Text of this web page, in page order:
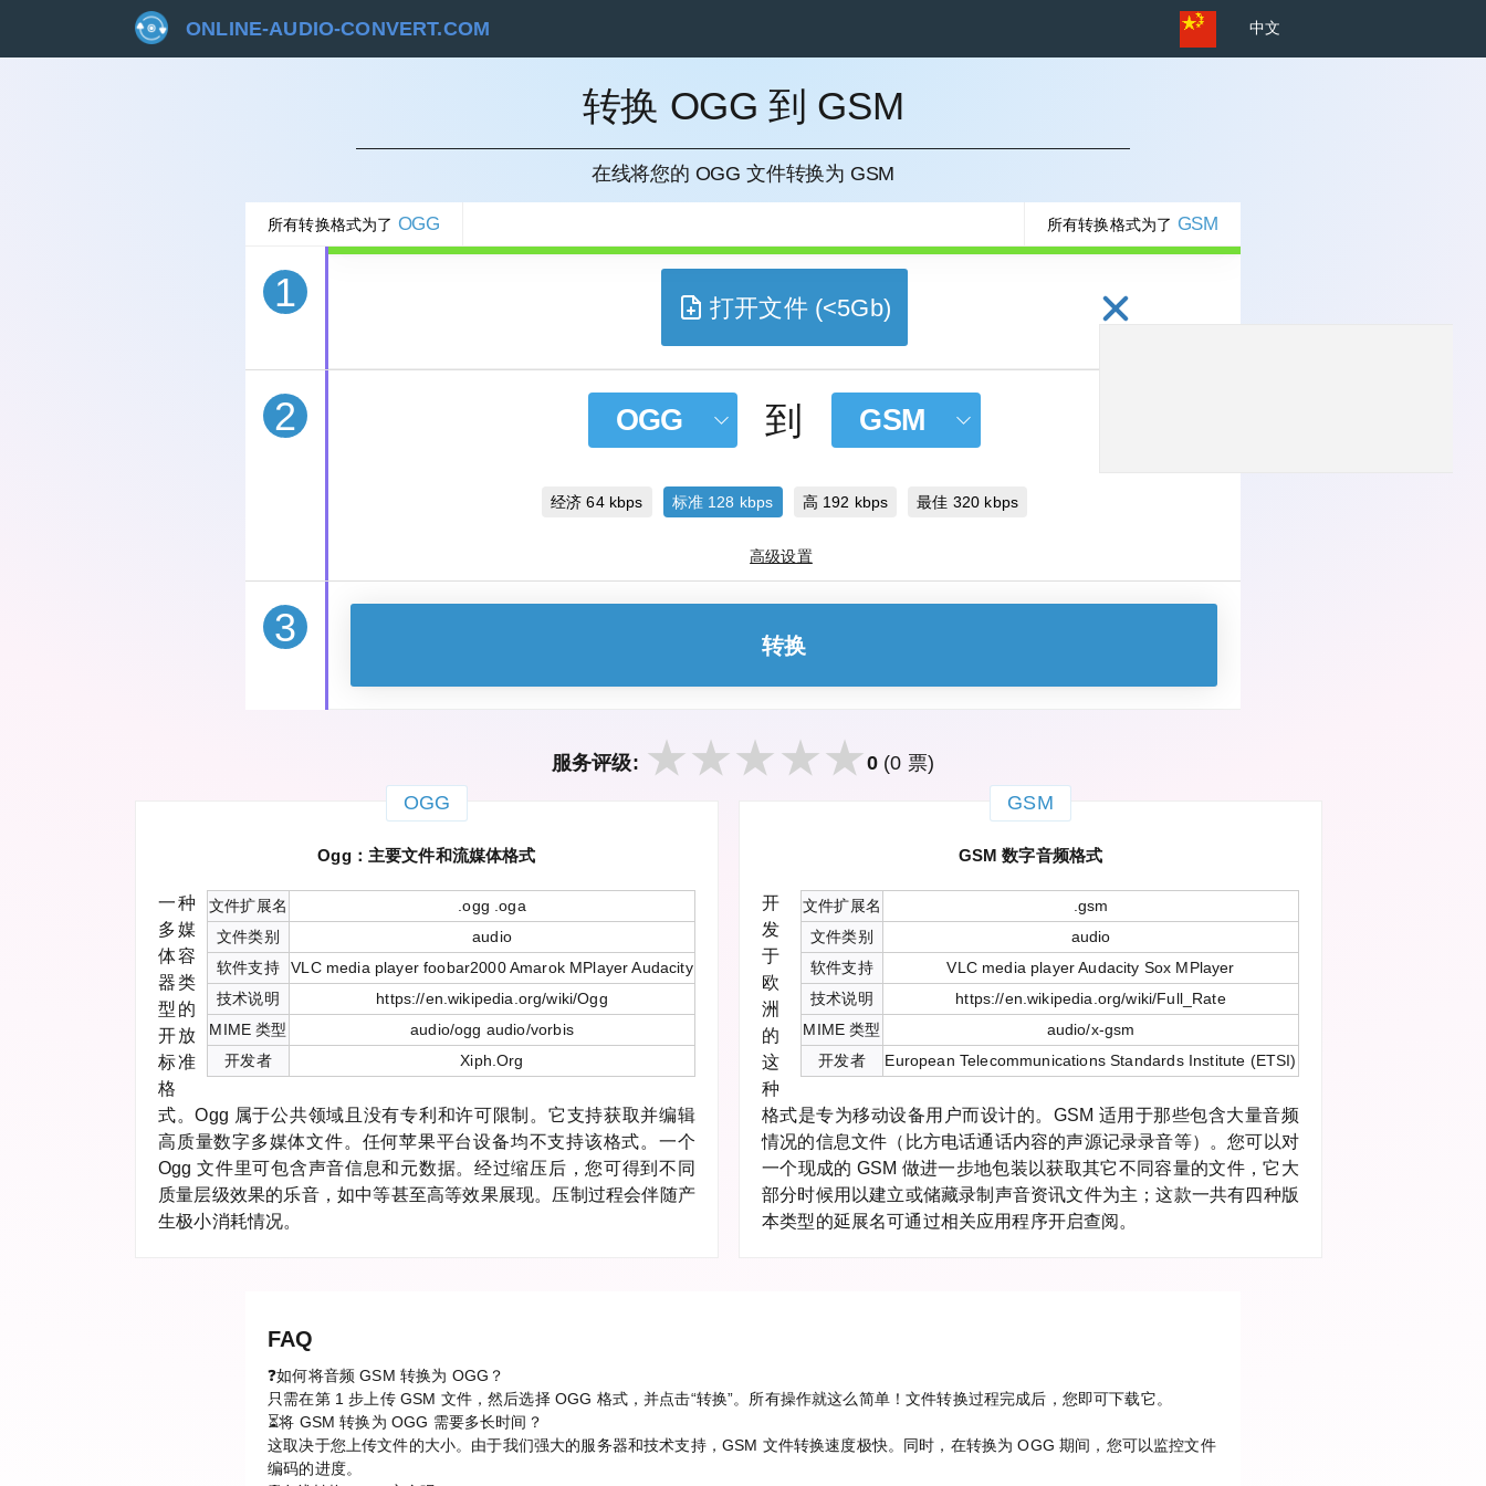
ONLINE-AUDIO-CONVERT.COM 中文
转换 OGG 到 GSM
在线将您的 OGG 文件转换为 GSM
所有转换格式为了 OGG 所有转换格式为了 GSM
1
取消
打开文件 (<5Gb)
2 OGG 到 GSM
经济 64 kbps 标准 128 kbps 高 192 kbps 最佳 320 kbps
高级设置
3 转换
服务评级: 0 (0 票)
OGG
Ogg：主要文件和流媒体格式
文件扩展名
.ogg .oga
文件类别
audio
软件支持
VLC media player foobar2000 Amarok MPlayer Audacity
技术说明
https://en.wikipedia.org/wiki/Ogg
MIME 类型
audio/ogg audio/vorbis
开发者
Xiph.Org
一种
多媒
体容
器类
型的
开放
标准
格
式。Ogg 属于公共领域且没有专利和许可限制。它支持获取并编辑
高质量数字多媒体文件。任何苹果平台设备均不支持该格式。一个
Ogg 文件里可包含声音信息和元数据。经过缩压后，您可得到不同
质量层级效果的乐音，如中等甚至高等效果展现。压制过程会伴随产
生极小消耗情况。
GSM
GSM 数字音频格式
文件扩展名
.gsm
文件类别
audio
软件支持
VLC media player Audacity Sox MPlayer
技术说明
https://en.wikipedia.org/wiki/Full_Rate
MIME 类型
audio/x-gsm
开发者
European Telecommunications Standards Institute (ETSI)
开
发
于
欧
洲
的
这
种
格式是专为移动设备用户而设计的。GSM 适用于那些包含大量音频
情况的信息文件（比方电话通话内容的声源记录录音等）。您可以对
一个现成的 GSM 做进一步地包装以获取其它不同容量的文件，它大
部分时候用以建立或储藏录制声音资讯文件为主；这款一共有四种版
本类型的延展名可通过相关应用程序开启查阅。
FAQ
❓如何将音频 GSM 转换为 OGG？
只需在第 1 步上传 GSM 文件，然后选择 OGG 格式，并点击“转换”。所有操作就这么简单！文件转换过程完成后，您即可下载它。
⏳将 GSM 转换为 OGG 需要多长时间？
这取决于您上传文件的大小。由于我们强大的服务器和技术支持，GSM 文件转换速度极快。同时，在转换为 OGG 期间，您可以监控文件
编码的进度。